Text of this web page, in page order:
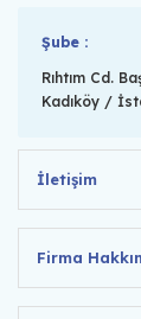
Şube :
Rıhtım Cd.
Kadıköy /
İletişim
Firma